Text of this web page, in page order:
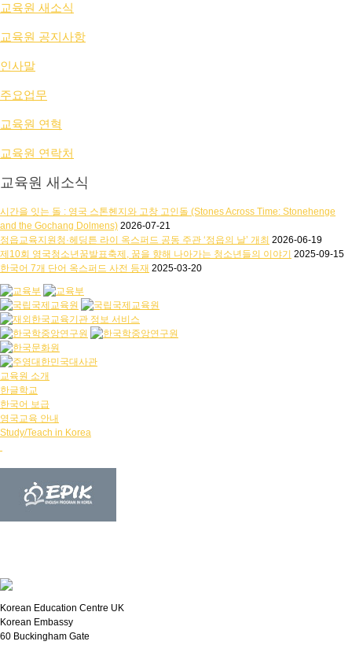
교육원 새소식
교육원 공지사항
인사말
주요업무
교육원 연혁
교육원 연락처
교육원 새소식
시간을 잇는 돌 : 영국 스톤헨지와 고창 고인돌 (Stones Across Time: Stonehenge
and the Gochang Dolmens) 2026-07-21
정읍교육지원청·헤딩튼 라이 옥스퍼드 공동 주관 ‘정읍의 날’ 개최 2026-06-19
제10회 영국청소년꿈발표축제, 꿈을 향해 나아가는 청소년들의 이야기 2025-09-15
한국어 7개 단어 옥스퍼드 사전 등재 2025-03-20
교육원 소개
한글학교
한국어 보급
영국교육 안내
Study/Teach in Korea
Korean Education Centre UK
Korean Embassy
60 Buckingham Gate